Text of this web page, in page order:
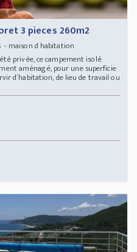
3 pieces 260m2
- maison d habitation
privée, ce campement isolé
aménagé, pour une superficie
d´habitation, de lieu de travail ou